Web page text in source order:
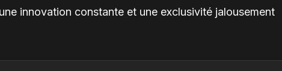
innovation constante et une exclusivité jalousement